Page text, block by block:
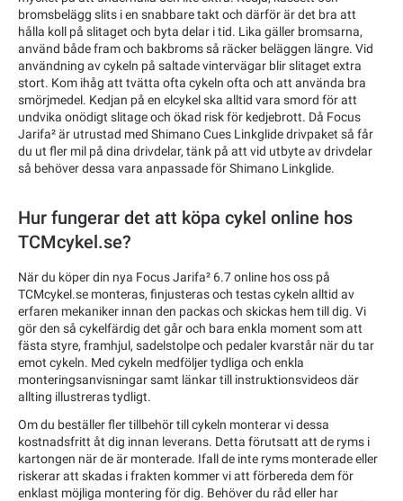
bromsbelägg slits i en snabbare takt och därför är det bra att
hålla koll på slitaget och byta delar i tid. Lika gäller bromsarna,
använd både fram och bakbroms så räcker beläggen längre. Vid
användning av cykeln på saltade vintervägar blir slitaget extra
stort. Kom ihåg att tvätta ofta cykeln ofta och att använda bra
smörjmedel. Kedjan på en elcykel ska alltid vara smord för att
undvika onödigt slitage och ökad risk för kedjebrott. Då Focus
Jarifa² är utrustad med Shimano Cues Linkglide drivpaket så får
du ut fler mil på dina drivdelar, tänk på att vid utbyte av drivdelar
så behöver dessa vara anpassade för Shimano Linkglide.
Hur fungerar det att köpa cykel online hos
TCMcykel.se?
När du köper din nya Focus Jarifa² 6.7 online hos oss på
TCMcykel.se monteras, finjusteras och testas cykeln alltid av
erfaren mekaniker innan den packas och skickas hem till dig. Vi
gör den så cykelfärdig det går och bara enkla moment som att
fästa styre, framhjul, sadelstolpe och pedaler kvarstår när du tar
emot cykeln. Med cykeln medföljer tydliga och enkla
monteringsanvisningar samt länkar till instruktionsvideos där
allting illustreras tydligt.
Om du beställer fler tillbehör till cykeln monterar vi dessa
kostnadsfritt åt dig innan leverans. Detta förutsatt att de ryms i
kartongen när de är monterade. Ifall de inte ryms monterade eller
riskerar att skadas i frakten kommer vi att förbereda dem för
enklast möjliga montering för dig. Behöver du råd eller har